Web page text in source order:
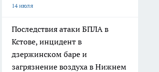
14 июля
Последствия атаки БПЛА в
Кстове, инцидент в
дзержинском баре и
загрязнение воздуха в Нижнем